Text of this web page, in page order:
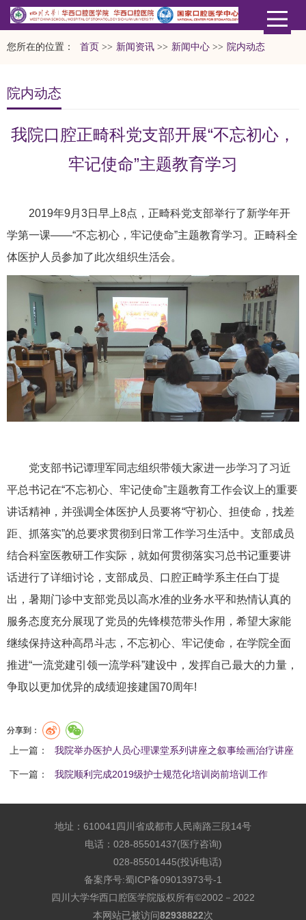
您所在的位置： 首页 >> 新闻资讯 >> 新闻中心 >> 院内动态
院内动态
我院口腔正畸科党支部开展“不忘初心，
牢记使命”主题教育学习
2019年9月3日早上8点，正畸科党支部举行了新学年开
学第一课——“不忘初心，牢记使命”主题教育学习。正畸科全
体医护人员参加了此次组织生活会。
党支部书记谭理军同志组织带领大家进一步学习了习近
平总书记在“不忘初心、牢记使命”主题教育工作会议上的重要
讲话精神，并强调全体医护人员要将“守初心、担使命，找差
距、抓落实”的总要求贯彻到日常工作学习生活中。支部成员
结合科室医教研工作实际，就如何贯彻落实习总书记重要讲
话进行了详细讨论，支部成员、口腔正畸学系主任白丁提
出，暑期门诊中支部党员以高水准的业务水平和热情认真的
服务态度充分展现了党员的先锋模范带头作用，希望大家能
继续保持这种高昂斗志，不忘初心、牢记使命，在学院全面
推进“一流党建引领一流学科”建设中，发挥自己最大的力量，
争取以更加优异的成绩迎接建国70周年!
分享到：
上一篇： 我院举办医护人员心理课堂系列讲座之叙事绘画治疗讲座
下一篇： 我院顺利完成2019级护士规范化培训岗前培训工作
地址：610041四川省成都市人民南路三段14号
电话：028-85501437(医疗咨询)
028-85501445(投诉电话)
备案序号:蜀ICP备09013973号-1
四川大学华西口腔医学院版权所有©2002－2022
本网站已被访问82938822次